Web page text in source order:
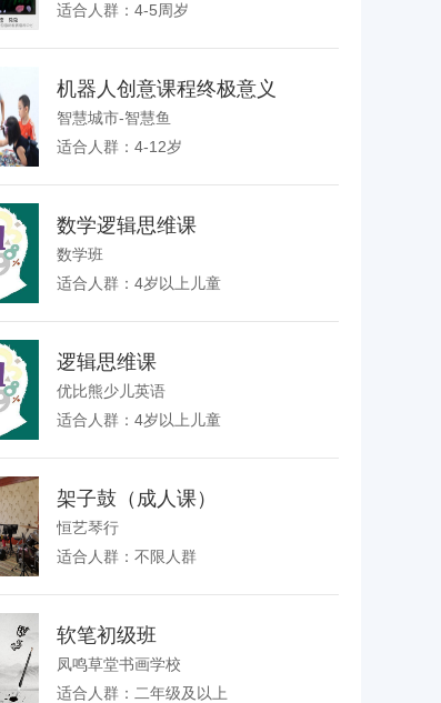
适合人群：4-5周岁
机器人创意课程终极意义
智慧城市-智慧鱼
适合人群：4-12岁
数学逻辑思维课
数学班
适合人群：4岁以上儿童
逻辑思维课
优比熊少儿英语
适合人群：4岁以上儿童
架子鼓（成人课）
恒艺琴行
适合人群：不限人群
软笔初级班
凤鸣草堂书画学校
适合人群：二年级及以上